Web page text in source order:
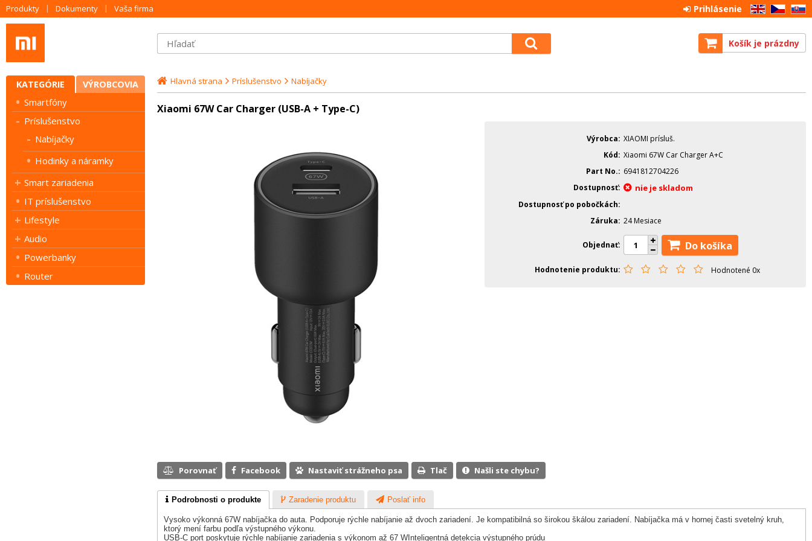
Produkty Dokumenty Vaša firma EN CZ SK
Prihlásenie
Košík je prázdny
KATEGÓRIE VÝROBCOVIA
Smartfóny
Príslušenstvo
Nabíjačky
Hodinky a náramky
Smart zariadenia
IT príslušenstvo
Lifestyle
Audio
Powerbanky
Router
Hlavná strana Príslušenstvo Nabíjačky
Xiaomi 67W Car Charger (USB-A + Type-C)
Výrobca XIAOMI prísluš.
Kód Xiaomi 67W Car Charger A+C
Part No.
6941812704226
Dostupnosť
nie je skladom
Dostupnosť po pobočkách
Záruka 24 Mesiace
Objednať Do košíka
Hodnotenie produktu Hodnotené 0x
Porovnať Facebook Nastaviť strážneho psa Tlač Našli ste chybu?
Podrobnosti o produkte Zaradenie produktu Poslať info
Vysoko výkonná 67W nabíjačka do auta. Podporuje rýchle nabíjanie až dvoch zariadení. Je kompatibilná so širokou škálou zariadení. Nabíjačka má v hornej časti svetelný kruh,
ktorý mení farbu podľa výstupného výkonu.
USB-C port poskytuje rýchle nabíjanie zariadenia s výkonom až 67 W Inteligentná detekcia výstupného prúdu